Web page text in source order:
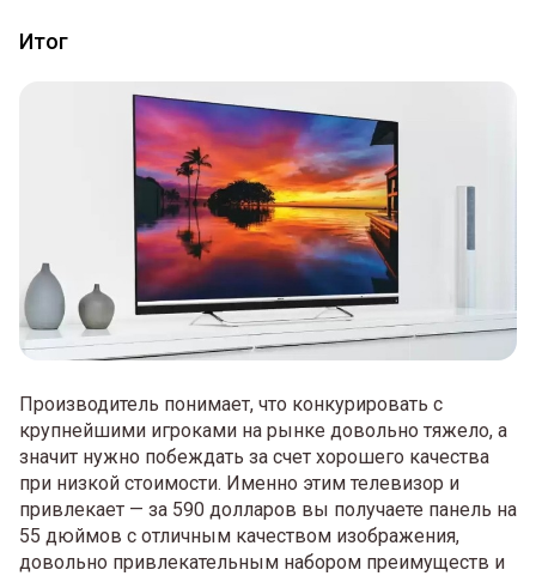
Итог
Производитель понимает, что конкурировать с
крупнейшими игроками на рынке довольно тяжело, а
значит нужно побеждать за счет хорошего качества
при низкой стоимости. Именно этим телевизор и
привлекает — за 590 долларов вы получаете панель на
55 дюймов с отличным качеством изображения,
довольно привлекательным набором преимуществ и